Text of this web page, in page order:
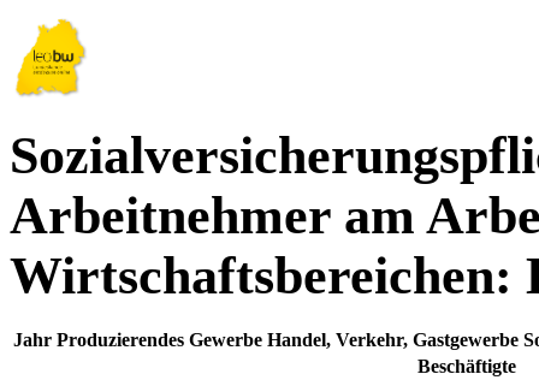
Arbeitnehmer am
Wirtschaftsbereichen:
Jahr Produzierendes Gewerbe Handel, Verkehr, Gastgewerbe
Beschäftigte